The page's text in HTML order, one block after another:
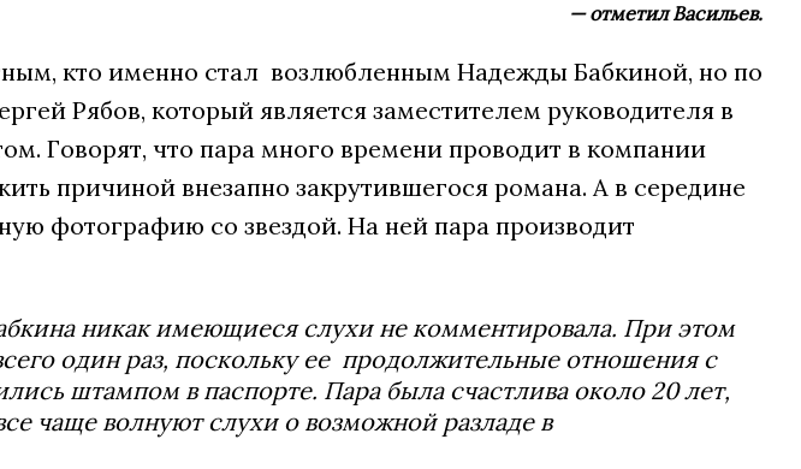
— отметил Васильев.
кто именно стал возлюбленным Надежды Бабкиной, но по
Рябов, который является заместителем руководителя в
Говорят, что пара много времени проводит в компании
причиной внезапно закрутившегося романа. А в середине
фотографию со звездой. На ней пара производит
никак имеющиеся слухи не комментировала. При этом
один раз, поскольку ее продолжительные отношения с
штампом в паспорте. Пара была счастлива около 20 лет,
чаще волнуют слухи о возможной разладе в